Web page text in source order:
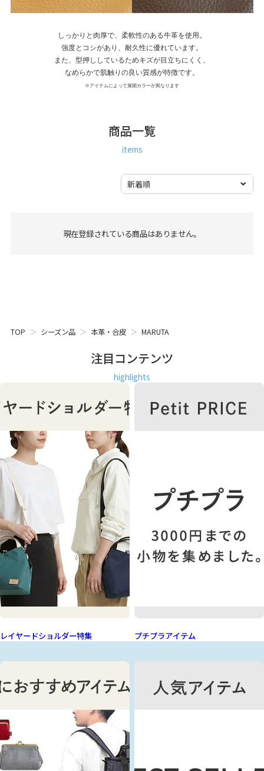
しっかりと肉厚で、柔軟性のある牛革を使用。
強度とコシがあり、耐久性に優れています。
また、型押ししているためキズが目立ちにくく、
なめらかで肌触りの良い質感が特徴です。
※アイテムによって展開カラーが異なります
商品一覧
items
現在登録されている商品はありません。
TOP シーズン品 本革・合皮 MARUTA
注目コンテンツ
highlights
レイヤードショルダー特集 プチプラアイテム